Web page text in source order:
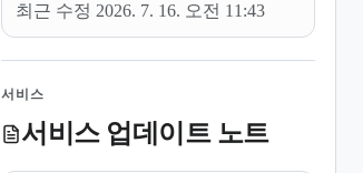
최근 수정 2026. 7. 16. 오전 11:43
서비스
서비스 업데이트 노트